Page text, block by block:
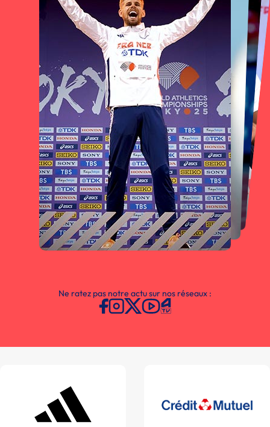
Ne ratez pas notre actu sur nos réseaux :